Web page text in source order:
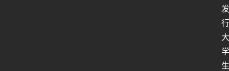
发
行
大
学
生